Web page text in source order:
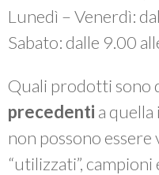
Lunedì – Venerdì:
Sabato: dalle 9.00
Quali prodotti sono
precedenti a quella
non possono
“utilizzati”, campioni